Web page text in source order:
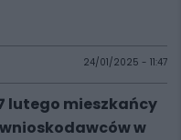
24/01/2025 - 11:47
lutego mieszkańcy
w